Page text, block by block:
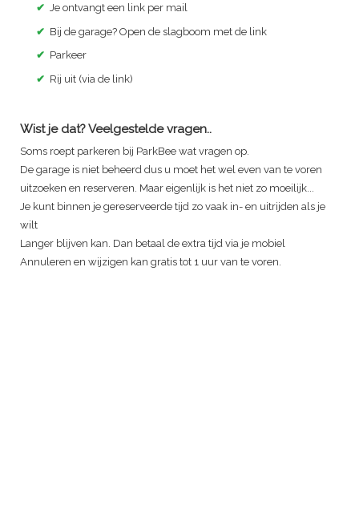
✔ Je ontvangt een link per mail
✔ Bij de garage? Open de slagboom met de link
✔ Parkeer
✔ Rij uit (via de link)
Wist je dat? Veelgestelde vragen..
Soms roept parkeren bij ParkBee wat vragen op.
De garage is niet beheerd dus u moet het wel even van te voren
uitzoeken en reserveren. Maar eigenlijk is het niet zo moeilijk...
Je kunt binnen je gereserveerde tijd zo vaak in- en uitrijden als je
wilt
Langer blijven kan. Dan betaal de extra tijd via je mobiel
Annuleren en wijzigen kan gratis tot 1 uur van te voren.